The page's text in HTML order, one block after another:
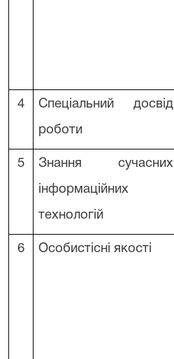
4 Спеціальний досвід
роботи
5 Знання сучасних
інформаційних
технологій
6 Особистісні якості